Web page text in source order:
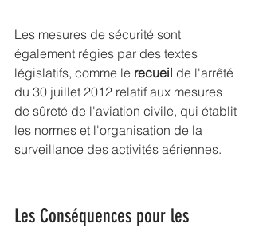
Les mesures de sécurité sont
également régies par des textes
législatifs, comme le recueil de l'arrêté
du 30 juillet 2012 relatif aux mesures
de sûreté de l'aviation civile, qui établit
les normes et l'organisation de la
surveillance des activités aériennes.
Les Conséquences pour les